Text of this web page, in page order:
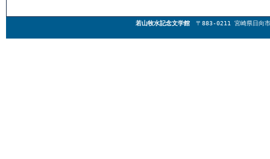
若山牧水記念文学館 〒883-0211 宮崎県日向